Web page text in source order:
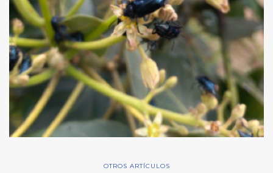
OTROS ARTÍCULOS